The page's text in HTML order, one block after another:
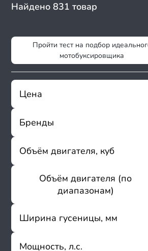
Найдено 831 товар
Пройти тест на подбор
мотобуксировщика
Цена
От
Бренды
Sharmax
ABM
Baltmotors
Cronus
Forza
Horton
Объём двигателя, куб
До
Объём двигателя (по
диапазонам)
150 - 200
Ширина гусеницы, мм
От
Мощность, л.с.